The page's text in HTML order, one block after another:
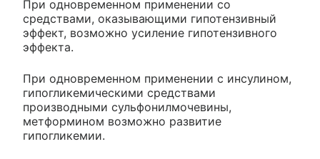
При одновременном применении со
средствами, оказывающими гипотензивный
эффект, возможно усиление гипотензивного
эффекта.
При одновременном применении с инсулином,
гипогликемическими средствами
производными сульфонилмочевины,
метформином возможно развитие
гипогликемии.